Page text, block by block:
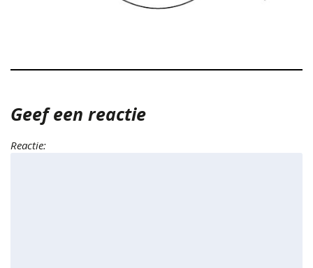
Geef een reactie
Reactie: